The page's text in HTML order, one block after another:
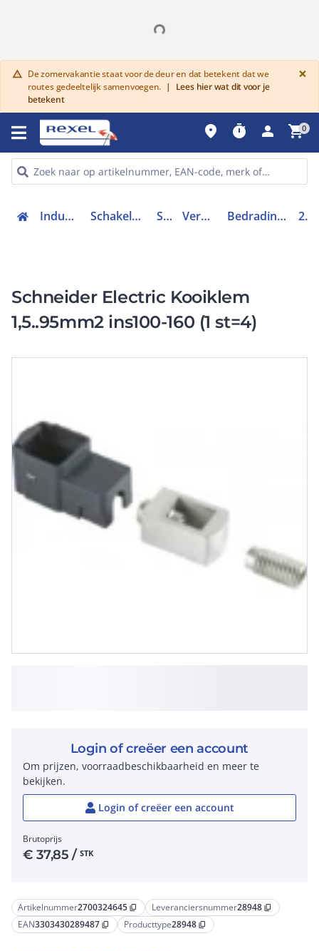
warning De zomervakantie staat voor de deur en dat betekent dat we
routes gedeeltelijk samenvoegen. |
Lees hier wat dit voor je
betekent
×
place timer person shopping_cart0
Industriele componenten Schakelen, bedienen en signaleren Schakelaars Vermogenschakelaars Bedradingsset vermogensschakelaar 28948
Schneider Electric Kooiklem
1,5..95mm2 ins100-160 (1 st=4)
Artikelnummer2700324645 content_copy Leveranciersnummer28948 content_copy
EAN3303430289487 content_copy Producttype28948 content_copy
Login of creëer een account
Om prijzen, voorraadbeschikbaarheid en meer te
bekijken.
Login of creëer een account
Brutoprijs
€37,85 / STK